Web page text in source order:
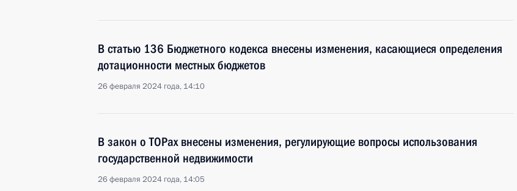
В статью 136 Бюджетного кодекса внесены изменения, касающиеся определения
дотационности местных бюджетов
26 февраля 2024 года, 14:10
В закон о ТОРах внесены изменения, регулирующие вопросы использования
государственной недвижимости
26 февраля 2024 года, 14:05